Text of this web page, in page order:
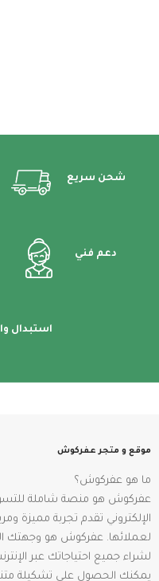
شحن سريع
دعم فني
استبدال
موقع و متجر عفركوش
ما هو عفركوش؟
عفركوش هو منصة شاملة
الإلكتروني تقدم تجربة مميزة
لعملائها. عفركوش هو وجهتك
لشراء جميع احتياجاتك عبر
يمكنك الحصول على تشكيلة